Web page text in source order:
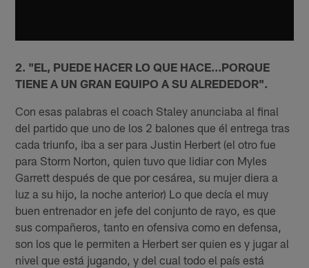
2. "EL, PUEDE HACER LO QUE HACE...PORQUE
TIENE A UN GRAN EQUIPO A SU ALREDEDOR".
Con esas palabras el coach Staley anunciaba al final
del partido que uno de los 2 balones que él entrega tras
cada triunfo, iba a ser para Justin Herbert (el otro fue
para Storm Norton, quien tuvo que lidiar con Myles
Garrett después de que por cesárea, su mujer diera a
luz a su hijo, la noche anterior) Lo que decía el muy
buen entrenador en jefe del conjunto de rayo, es que
sus compañeros, tanto en ofensiva como en defensa,
son los que le permiten a Herbert ser quien es y jugar al
nivel que está jugando, y del cual todo el país está